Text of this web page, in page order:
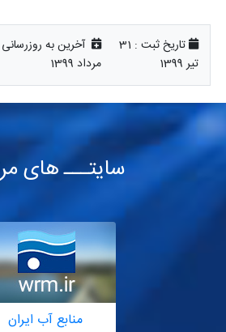
تاریخ ثبت : 31
تیر 1399
آخرین به
مرداد 1399
سایتـــ های
منابع آب ایران